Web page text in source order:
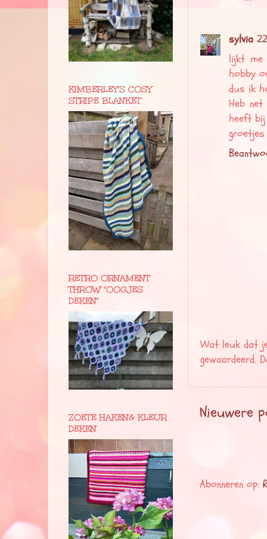
sylvia
lijkt me
hobby
dus ik
Heb
heeft
groetjes
Wat leuk dat
gewaardeerd.
Nieuwere
Abonneren op:
KIMBERLEY'S COSY
STRIPE BLANKET
RETRO ORNAMENT
THROW "OOGJES
DEKEN"
ZOETE HAKEN& KLEUR
DEKEN